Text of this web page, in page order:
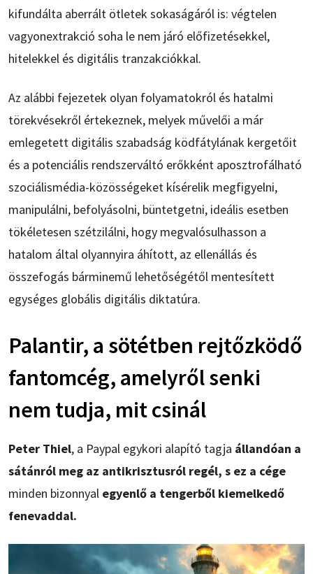
kifundálta aberrált ötletek sokaságáról is: végtelen
vagyonextrakció soha le nem járó előfizetésekkel,
hitelekkel és digitális tranzakciókkal.
Az alábbi fejezetek olyan folyamatokról és hatalmi
törekvésekről értekeznek, melyek művelői a már
emlegetett digitális szabadság ködfátylának kergetőit
és a potenciális rendszerváltó erőkként aposztrofálható
szociálismédia-közösségeket kísérelik megfigyelni,
manipulálni, befolyásolni, büntetgetni, ideális esetben
tökéletesen szétzilálni, hogy megvalósulhasson a
hatalom által olyannyira áhított, az ellenállás és
összefogás bárminemű lehetőségétől mentesített
egységes globális digitális diktatúra.
Palantir, a sötétben rejtőzködő
fantomcég, amelyről senki
nem tudja, mit csinál
Peter Thiel, a Paypal egykori alapító tagja állandóan a
sátánról meg az antikrisztusról regél, s ez a cége
minden bizonnyal egyenlő a tengerből kiemelkedő
fenevaddal.